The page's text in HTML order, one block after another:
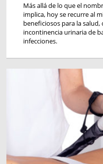
Más allá de lo que el
implica, hoy se recurre al
beneficiosos para la
incontinencia urinaria de
infecciones.